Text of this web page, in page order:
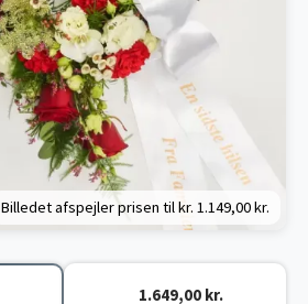
Billedet afspejler prisen til kr. 1.149,00 kr.
1.649,00 kr.